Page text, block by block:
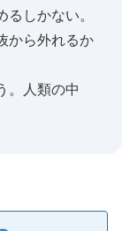
しかない。
から外れるか
。人類の中